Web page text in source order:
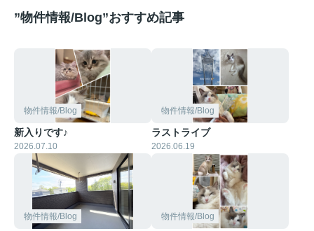
”物件情報/Blog”おすすめ記事
物件情報/Blog
新入りです♪
2026.07.10
物件情報/Blog
ラストライブ
2026.06.19
物件情報/Blog 物件情報/Blog